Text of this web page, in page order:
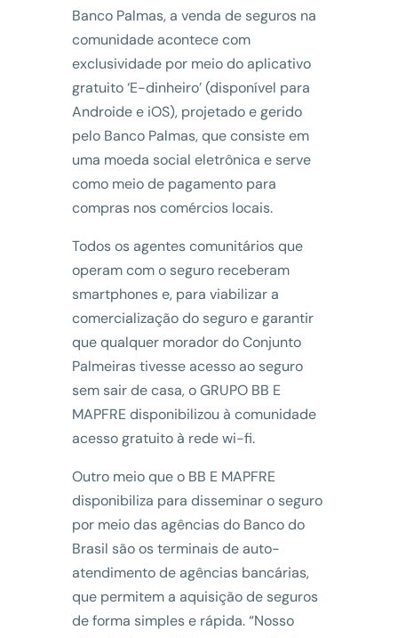
Banco Palmas, a venda de seguros na
comunidade acontece com
exclusividade por meio do aplicativo
gratuito ‘E-dinheiro’ (disponível para
Androide e iOS), projetado e gerido
pelo Banco Palmas, que consiste em
uma moeda social eletrônica e serve
como meio de pagamento para
compras nos comércios locais.
Todos os agentes comunitários que
operam com o seguro receberam
smartphones e, para viabilizar a
comercialização do seguro e garantir
que qualquer morador do Conjunto
Palmeiras tivesse acesso ao seguro
sem sair de casa, o GRUPO BB E
MAPFRE disponibilizou à comunidade
acesso gratuito à rede wi-fi.
Outro meio que o BB E MAPFRE
disponibiliza para disseminar o seguro
por meio das agências do Banco do
Brasil são os terminais de auto-
atendimento de agências bancárias,
que permitem a aquisição de seguros
de forma simples e rápida. “Nosso